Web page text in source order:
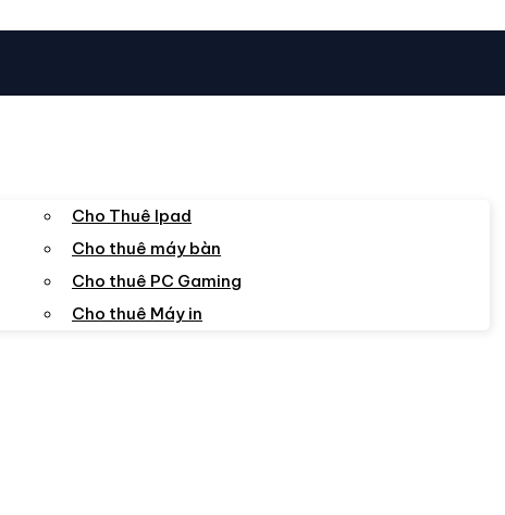
Cho Thuê Ipad
Cho thuê máy bàn
Cho thuê PC Gaming
Cho thuê Máy in